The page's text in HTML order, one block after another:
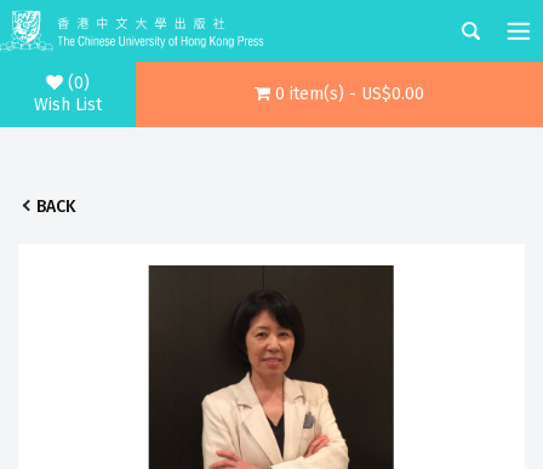
(0)
Wish List
0 item(s) - US$0.00
BACK